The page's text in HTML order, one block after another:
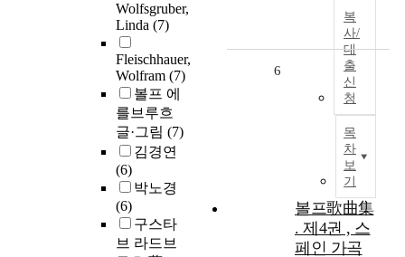
Wolfsgruber,
Linda (7)
Fleischhauer,
Wolfram (7)
볼프 에
를브루흐
글·그림 (7)
김경연
(6)
박노경
(6)
구스타
브 라드브
복
사/
대
출
신
청
목
차
보
기
6
볼프歌曲集
. 제4권 , 스
페인 가곡